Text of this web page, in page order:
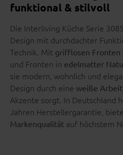
funktional & stilvoll
Die Interliving Küche Serie
Design mit durchdachter
Technik. Mit grifflosen Fronten
und Fronten in edelmatter
sie modern, wohnlich und
Design durch eine weiße
Akzente sorgt. In Deutschland
Jahren Herstellergarantie,
Markenqualität auf höchstem